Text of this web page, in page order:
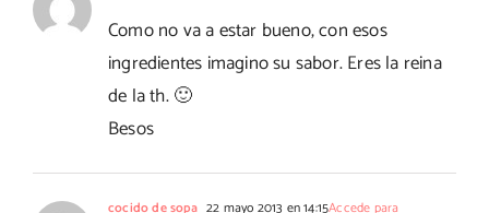
Como no va a estar bueno, con esos
ingredientes imagino su sabor. Eres la reina
de la th. 🙂
Besos
cocido de sopa 22 mayo 2013 en 14:15Accede para